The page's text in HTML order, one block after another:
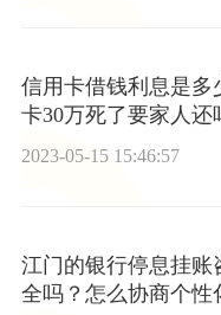
信用卡借钱利息是多
卡30万死了要家人还
2023-05-15 15:46:57
江门的银行停息挂账
全吗？怎么协商个性